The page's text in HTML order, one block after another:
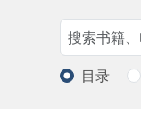
Search
搜索
目录